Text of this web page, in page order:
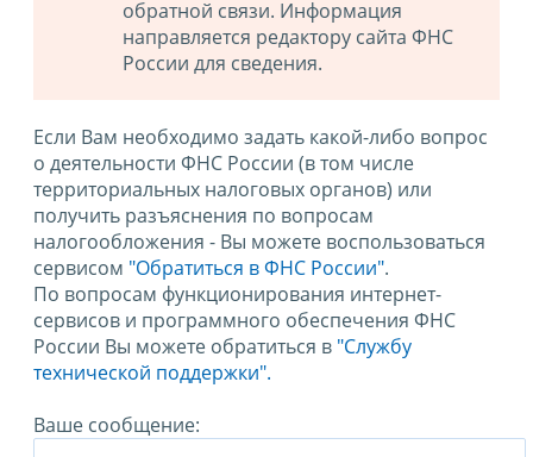
обратной связи. Информация
направляется редактору сайта ФНС
России для сведения.
Если Вам необходимо задать какой-либо вопрос
о деятельности ФНС России (в том числе
территориальных налоговых органов) или
получить разъяснения по вопросам
налогообложения - Вы можете воспользоваться
сервисом "Обратиться в ФНС России".
По вопросам функционирования интернет-
сервисов и программного обеспечения ФНС
России Вы можете обратиться в "Службу
технической поддержки".
Ваше сообщение: